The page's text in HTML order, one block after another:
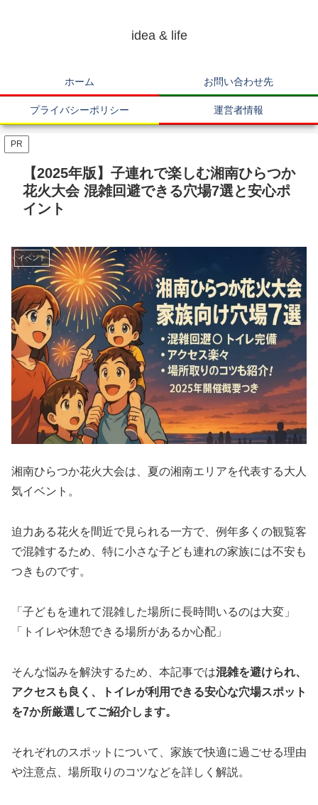
idea & life
ホーム お問い合わせ先
プライバシーポリシー 運営者情報
PR
【2025年版】子連れで楽しむ湘南ひらつか
花火大会 混雑回避できる穴場7選と安心ポ
イント
イベント
湘南ひらつか花火大会は、夏の湘南エリアを代表する大人
気イベント。
迫力ある花火を間近で見られる一方で、例年多くの観覧客
で混雑するため、特に小さな子ども連れの家族には不安も
つきものです。
「子どもを連れて混雑した場所に長時間いるのは大変」
「トイレや休憩できる場所があるか心配」
そんな悩みを解決するため、本記事では混雑を避けられ、
アクセスも良く、トイレが利用できる安心な穴場スポット
を7か所厳選してご紹介します。
それぞれのスポットについて、家族で快適に過ごせる理由
や注意点、場所取りのコツなどを詳しく解説。